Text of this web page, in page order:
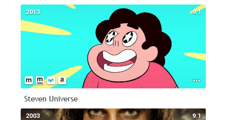
9.1
2013
Steven Universe
9.1
2003